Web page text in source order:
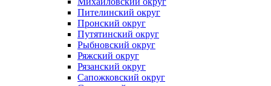
Пителинский округ
Пронский округ
Путятинский округ
Рыбновский округ
Ряжский округ
Рязанский округ
Сапожковский округ